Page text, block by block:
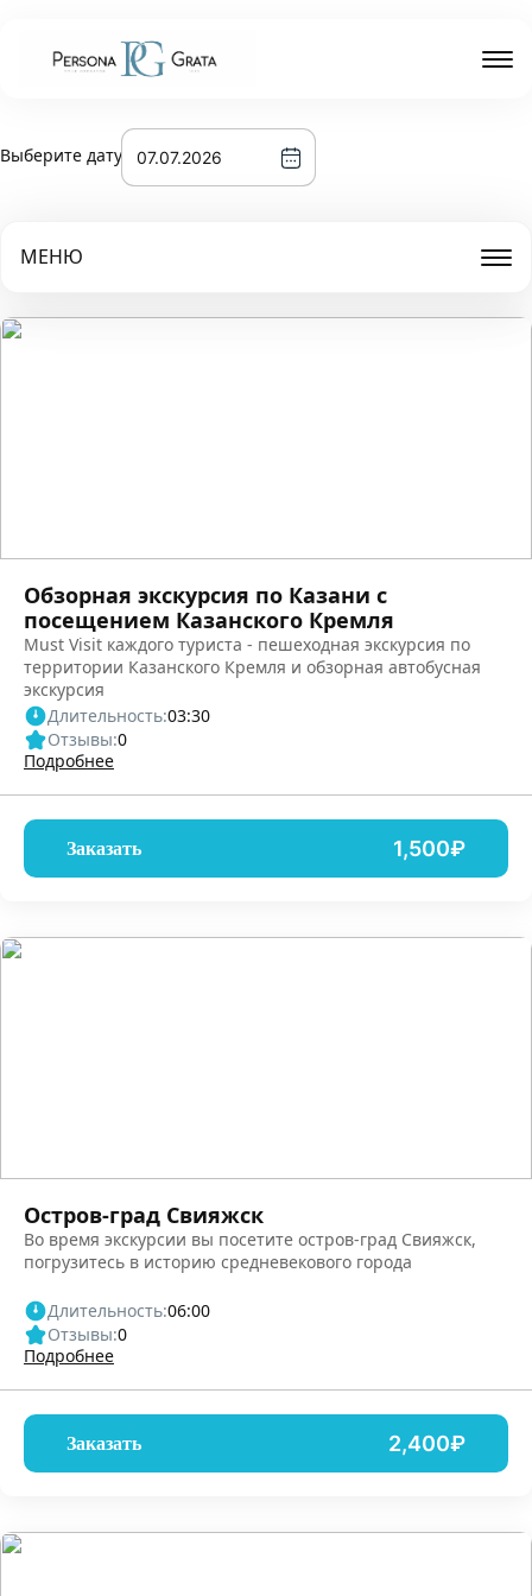
Выберите дату
МЕНЮ
Обзорная экскурсия по Казани с
посещением Казанского Кремля
Must Visit каждого туриста - пешеходная экскурсия по
территории Казанского Кремля и обзорная автобусная
экскурсия
Длительность:03:30
Отзывы:0
Подробнее
Заказать 1,500₽
Остров-град Свияжск
Во время экскурсии вы посетите остров-град Свияжск,
погрузитесь в историю средневекового города
Длительность:06:00
Отзывы:0
Подробнее
Заказать 2,400₽